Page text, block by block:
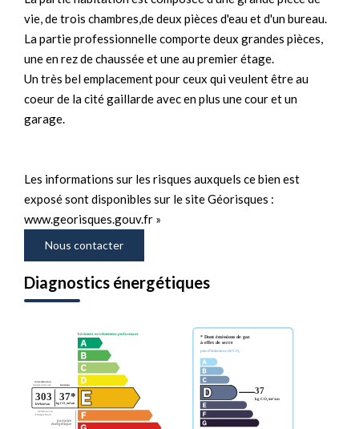
vie, de trois chambres,de deux pièces d'eau et d'un bureau.
La partie professionnelle comporte deux grandes pièces,
une en rez de chaussée et une au premier étage.
Un très bel emplacement pour ceux qui veulent être au
coeur de la cité gaillarde avec en plus une cour et un
garage.
Les informations sur les risques auxquels ce bien est
exposé sont disponibles sur le site Géorisques :
www.georisques.gouv.fr »
Nous contacter
Diagnostics énergétiques